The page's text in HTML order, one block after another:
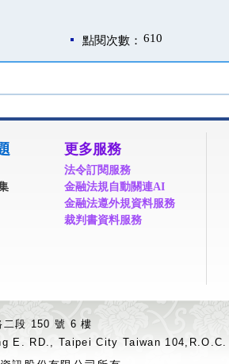
點閱次數： 610
更多服務
法令訂閱服務
金融法規自動關連AI
金融法遵外規資料服務
裁判書資料服務
二段 150 號 6 樓
E. RD., Taipei City Taiwan 104,R.O.C.